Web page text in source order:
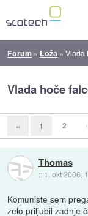
Forum » Loža »Vlada
Vlada hoče
« 1 2
Thomas
:: 1. okt 2006,
Komuniste sem
zelo priljubil zadnje